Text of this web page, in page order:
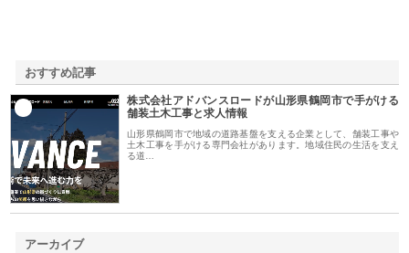
おすすめ記事
株式会社アドバンスロードが山形県鶴岡市で手がける
舗装土木工事と求人情報
山形県鶴岡市で地域の道路基盤を支える企業として、舗装工事や
土木工事を手がける専門会社があります。地域住民の生活を支え
る道…
アーカイブ